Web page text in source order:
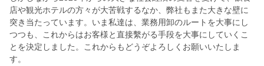
店や観光ホテルの方々が大苦戦するなか、弊社もまた大きな壁に
突き当たっています。いま私達は、業務用卸のルートを大事にし
つつも、これからはお客様と直接繫がる手段を大事にしていくこ
とを決定しました。これからもどうぞよろしくお願いいたしま
す。